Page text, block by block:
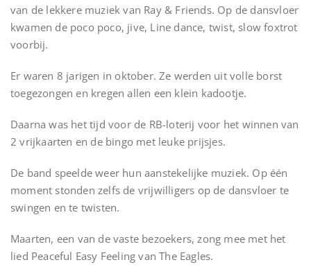
van de lekkere muziek van Ray & Friends. Op de dansvloer
kwamen de poco poco, jive, Line dance, twist, slow foxtrot
voorbij.
Er waren 8 jarigen in oktober. Ze werden uit volle borst
toegezongen en kregen allen een klein kadootje.
Daarna was het tijd voor de RB-loterij voor het winnen van
2 vrijkaarten en de bingo met leuke prijsjes.
De band speelde weer hun aanstekelijke muziek. Op één
moment stonden zelfs de vrijwilligers op de dansvloer te
swingen en te twisten.
Maarten, een van de vaste bezoekers, zong mee met het
lied Peaceful Easy Feeling van The Eagles.